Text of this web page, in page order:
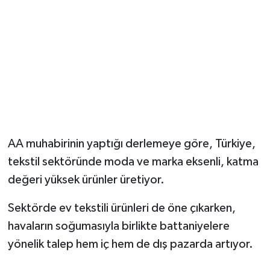
AA muhabirinin yaptığı derlemeye göre, Türkiye,
tekstil sektöründe moda ve marka eksenli, katma
değeri yüksek ürünler üretiyor.
Sektörde ev tekstili ürünleri de öne çıkarken,
havaların soğumasıyla birlikte battaniyelere
yönelik talep hem iç hem de dış pazarda artıyor.